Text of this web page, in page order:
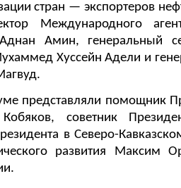
стран — экспортеров
Международного
Аднан Амин, генеральный
Хуссейн Адели и
представляли помощник
советник
в Северо-
развития Максим